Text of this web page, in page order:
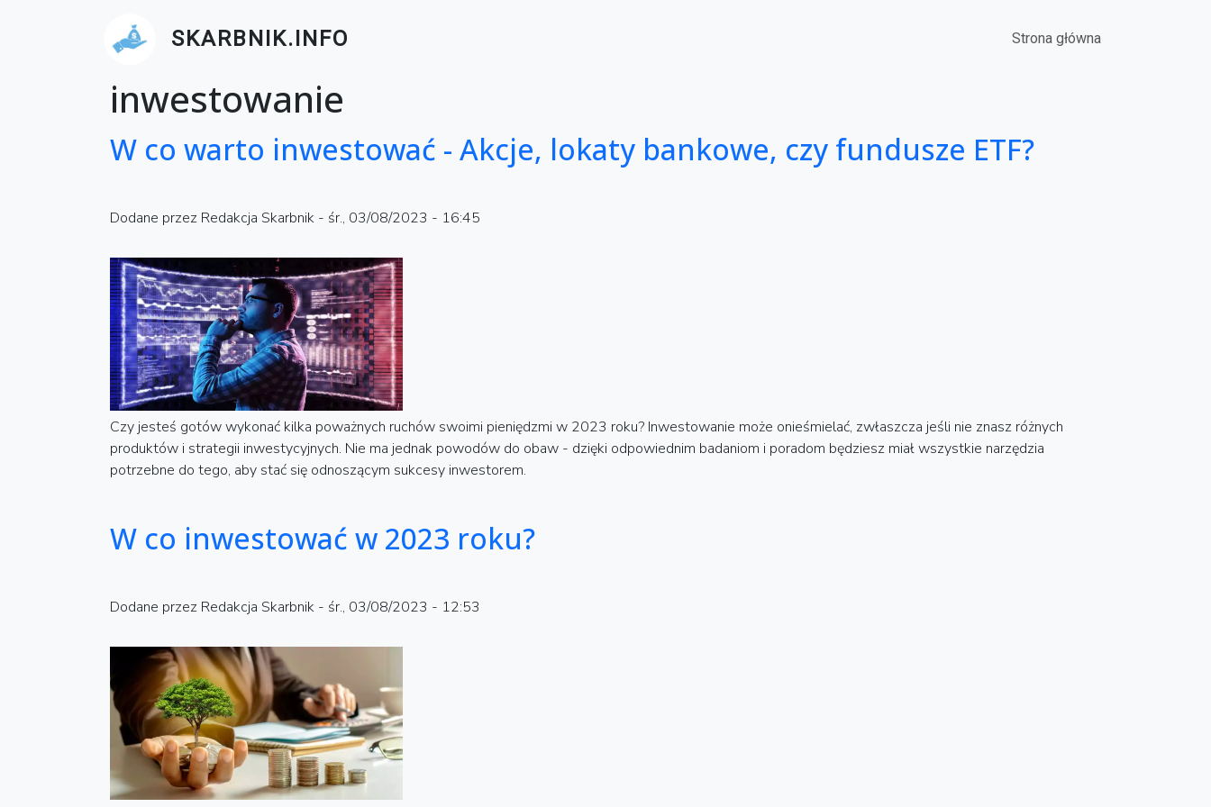
SKARBNIK.INFO Main navigation
Strona główna
inwestowanie
W co warto inwestować - Akcje, lokaty bankowe, czy fundusze ETF?
Dodane przez Redakcja Skarbnik - śr., 03/08/2023 - 16:45
Czy jesteś gotów wykonać kilka poważnych ruchów swoimi pieniędzmi w 2023 roku? Inwestowanie może onieśmielać, zwłaszcza jeśli nie znasz różnych
produktów i strategii inwestycyjnych. Nie ma jednak powodów do obaw - dzięki odpowiednim badaniom i poradom będziesz miał wszystkie narzędzia
potrzebne do tego, aby stać się odnoszącym sukcesy inwestorem.
W co inwestować w 2023 roku?
Dodane przez Redakcja Skarbnik - śr., 03/08/2023 - 12:53